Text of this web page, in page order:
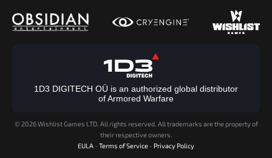
1D3 DIGITECH OÜ is an authorized global distributor
of Armored Warfare
© 2026 Wishlist Games LTD. All rights reserved. All trademarks are the property of
their respective owners.
EULA - Terms of Service - Privacy Policy